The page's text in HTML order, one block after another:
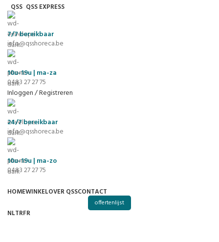
QSS QSS EXPRESS
7/7bereikbaar
info@qsshoreca.be
10u-19u | ma-za
0483 27 27 75
Inloggen / Registreren
24/7bereikbaar
info@qsshoreca.be
10u-19u | ma-zo
0483 27 27 75
HOMEWINKELOVER QSSCONTACT
offertenlijst
NLTRFR